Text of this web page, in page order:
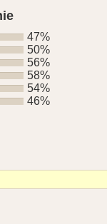
47%
50%
56%
58%
54%
46%